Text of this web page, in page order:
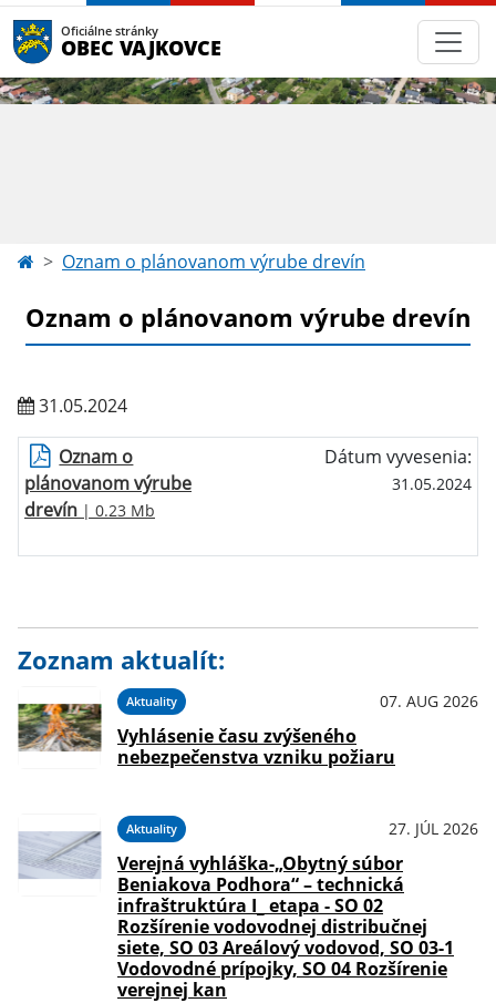
Oficiálne stránky
OBEC VAJKOVCE
Oznam o plánovanom výrube drevín
Oznam o plánovanom výrube drevín
31.05.2024
Oznam o
plánovanom výrube
drevín | 0.23 Mb
Dátum vyvesenia:
31.05.2024
Zoznam aktualít:
Aktuality 07. AUG 2026
Vyhlásenie času zvýšeného
nebezpečenstva vzniku požiaru
Aktuality 27. JÚL 2026
Verejná vyhláška-„Obytný súbor
Beniakova Podhora“ – technická
infraštruktúra I_ etapa - SO 02
Rozšírenie vodovodnej distribučnej
siete, SO 03 Areálový vodovod, SO 03-1
Vodovodné prípojky, SO 04 Rozšírenie
verejnej kan